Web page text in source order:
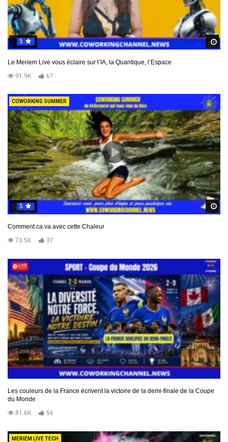
5
Le Meriem Live vous éclaire sur l’IA, la Quantique, l’Espace
91.9K
67
COWORKING SUMMER
5
Comment ca va avec cette Chaleur
73.5K
37
Les couleurs de la France écrivent la victoire de la demi-finale de la Coupe
du Monde
81.6K
56
MERIEM LIVE TECH